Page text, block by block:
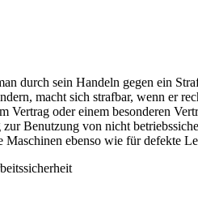
durch sein Handeln gegen ein
macht sich strafbar, wenn er
Vertrag oder einem besonderen
Benutzung von nicht
Maschinen ebenso wie für defekte